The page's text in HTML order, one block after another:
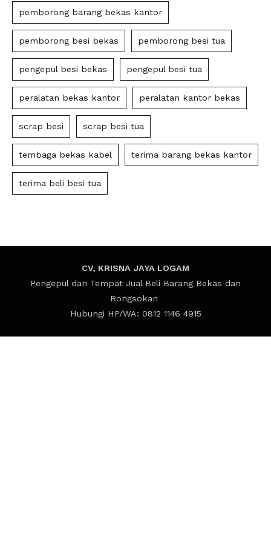
pemborong barang bekas kantor
pemborong besi bekas pemborong besi tua
pengepul besi bekas pengepul besi tua
peralatan bekas kantor peralatan kantor bekas
scrap besi scrap besi tua
tembaga bekas kabel terima barang bekas kantor
terima beli besi tua
CV, KRISNA JAYA LOGAM
Pengepul dan Tempat Jual Beli Barang Bekas dan
Rongsokan
Hubungi HP/WA: 0812 1146 4915